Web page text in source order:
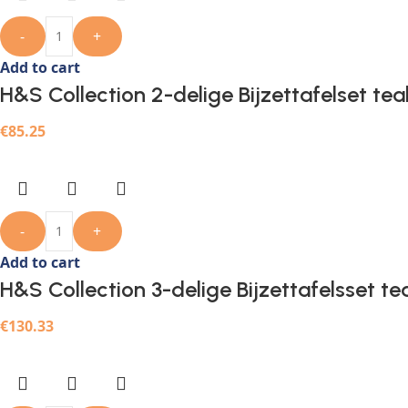
-
+
Add to cart
H&S Collection 2-delige Bijzettafelset
€85.25
-
+
Add to cart
H&S Collection 3-delige Bijzettafelsset
€130.33